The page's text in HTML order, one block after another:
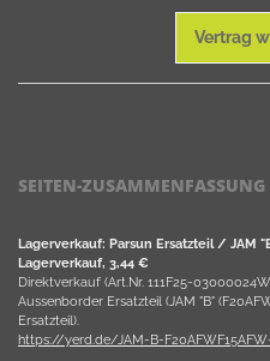
Vertrag
SEITEN-ZUSAMMENFASSUNG
Lagerverkauf: Parsun Ersatzteil / JAM
Lagerverkauf, 3,44 €
Direktverkauf (Art.Nr. 111F25-
Aussenborder Ersatzteil (JAM "B"
Ersatzteil).
https://yerd.de/JAM-B-